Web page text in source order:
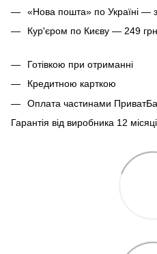
«Нова пошта» по Україні —
Кур'єром по Києву — 249
Готівкою при отриманні
Кредитною карткою
Оплата частинами
Гарантія від виробника 12